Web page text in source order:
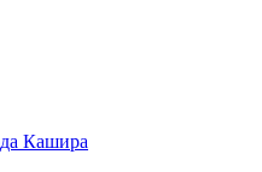
Кашира